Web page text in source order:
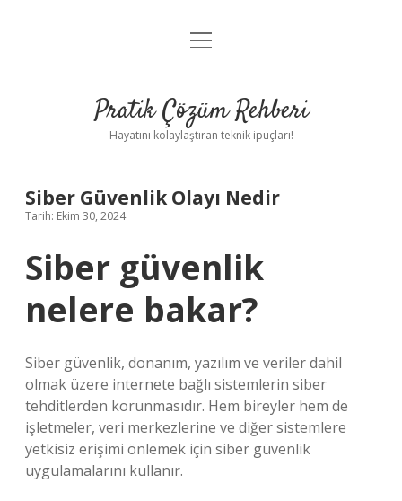
Anasayfa
Yasal Uyarı
menüyü
Pratik Çözüm Rehberi
Hayatını kolaylaştıran teknik ipuçları!
Siber Güvenlik Olayı Nedir
Tarih: Ekim 30, 2024
Siber güvenlik
nelere bakar?
Siber güvenlik, donanım, yazılım ve veriler dahil
olmak üzere internete bağlı sistemlerin siber
tehditlerden korunmasıdır. Hem bireyler hem de
işletmeler, veri merkezlerine ve diğer sistemlere
yetkisiz erişimi önlemek için siber güvenlik
uygulamalarını kullanır.